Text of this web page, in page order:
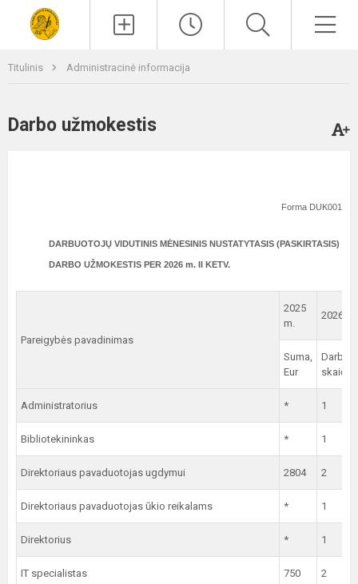
Titulinis Administracinė informacija
Darbo užmokestis
Forma DUK001
DARBUOTOJŲ VIDUTINIS MĖNESINIS NUSTATYTASIS (PASKIRTASIS)
DARBO UŽMOKESTIS PER 2026 m. II KETV.
Pareigybės pavadinimas
2025
m.
2026
Suma,
Eur
Administratorius * 1
Bibliotekininkas * 1
Direktoriaus pavaduotojas ugdymui 2804 2
Direktoriaus pavaduotojas ūkio reikalams * 1
Direktorius * 1
IT specialistas 750 2